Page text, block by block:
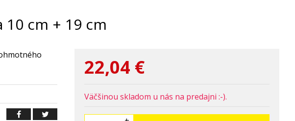
cm + 19 cm
22,04 €
Väčšinou skladom u nás na predajni :-).